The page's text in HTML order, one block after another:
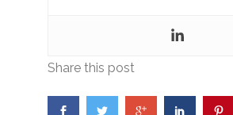
Share this post